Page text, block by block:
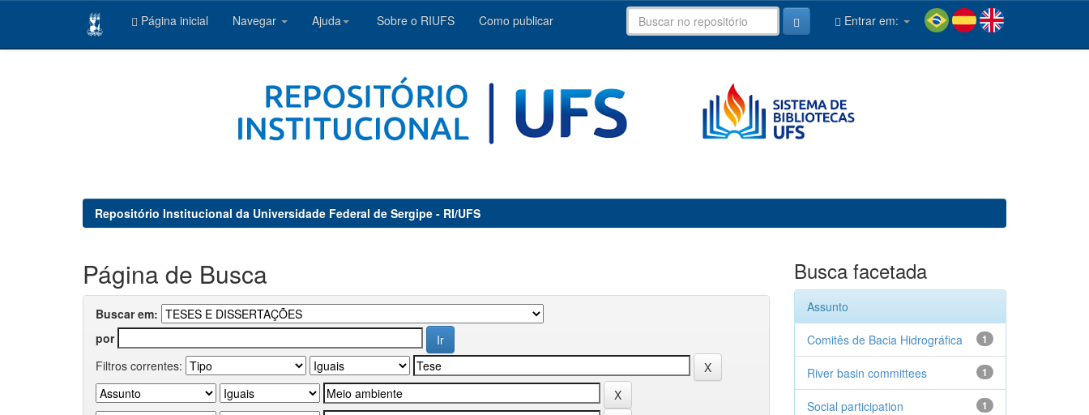
Página inicial Navegar Ajuda Sobre o RIUFS Como publicar Entrar em:
Repositório Institucional da Universidade Federal de Sergipe - RI/UFS
Página de Busca
Buscar em:
por
Filtros correntes:
Busca facetada
Assunto
1
Comitês de Bacia Hidrográfica
1
River basin committees
1
Social participation